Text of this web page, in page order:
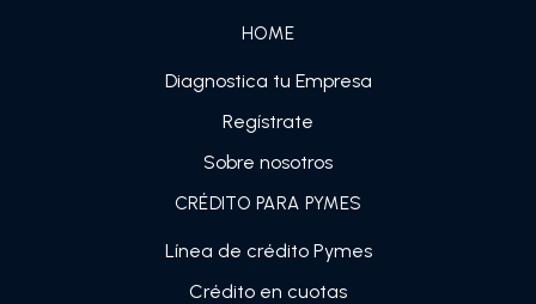
HOME
Diagnostica tu Empresa
Regístrate
Sobre nosotros
CRÉDITO PARA PYMES
Línea de crédito Pymes
Crédito en cuotas